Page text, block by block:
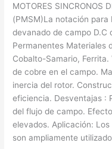
MOTORES SINCRONOS
(PMSM)La notación para
devanado de campo D.C
Permanentes Materiales
Cobalto-Samario, Ferrita.
de cobre en el campo.
inercia del rotor.
eficiencia. Desventajas :
del flujo de campo.
elevados. Aplicación:
son ampliamente